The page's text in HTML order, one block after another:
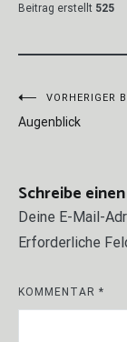
Beitrag erstellt 525
VORHERIGER
Augenblick
Schreibe
Deine E-Mail-
Erforderliche
KOMMENTAR *